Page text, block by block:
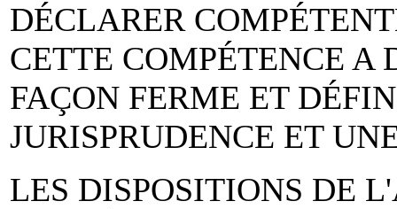
DÉCLARER
CETTE COMPÉTENCE A
FAÇON FERME ET
JURISPRUDENCE ET
LES DISPOSITIONS DE